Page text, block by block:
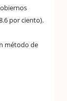
por ciento).
método de